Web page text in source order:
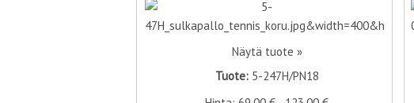
Näytä tuote »
Tuote: 5-247H/PN18